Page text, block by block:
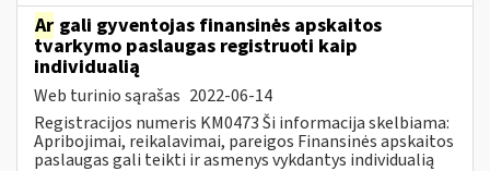
Ar gali gyventojas finansinės apskaitos
tvarkymo paslaugas registruoti kaip
individualią
Web turinio sąrašas 2022-06-14
Registracijos numeris KM0473 Ši informacija skelbiama:
Apribojimai, reikalavimai, pareigos Finansinės apskaitos
paslaugas gali teikti ir asmenys vykdantys individualią